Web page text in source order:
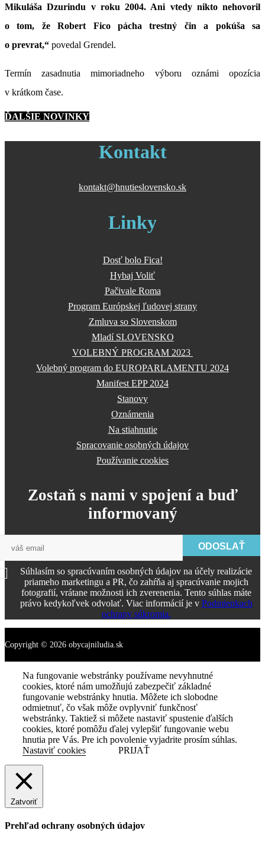
Mikuláša Dzurindu v roku 2004. Ani vtedy nikto nehovoril
o tom, že Robert Fico pácha trestný čin a pokúša sa
o prevrat,“ povedal Grendel.
Termín zasadnutia mimoriadneho výboru oznámi opozícia
v krátkom čase.
ĎALŠIE NOVINKY
Kontakt
kontakt@hnutieslovensko.sk
Linky
Dosť bolo Fica!
Hybaj Voliť
Pačivale Roma
Program Európskej ľudovej strany
Zmluva so Slovenskom
Mladí SLOVENSKO
VOLEBNÝ PROGRAM 2023
Volebný program do EUROPARLAMENTU 2024
Manifest EPP 2024
Stanovy
Oznámenia
Na stiahnutie
Spracovanie osobných údajov
Používanie cookies
Zostaň s nami v spojení a buď
informovaný
ODOSLAŤ
Súhlasím so spracúvaním osobných údajov na účely realizácie
priameho marketingu a PR, čo zahŕňa aj spracúvanie mojich
fotografií, vrátane možnosti ich zverenenia. Tento súhlas máte
právo kedykoľvek odvolať. Viac informácií je v Podmienkach
ochrany súkromia.
Copyright © 2026 obycajniludia.sk
Na fungovanie webstránky používame nevyhnutné
cookies, ktoré nám umožňujú zabezpečiť základné
fungovanie webstránky hnutia. Môžete ich slobodne
odmietnuť, čo však môže ovplyvniť funkčnosť
webstránky. Taktiež si môžete nastaviť spustenie ďalších
cookies, ktoré pomôžu ďalej vylepšiť fungovanie webu
hnutia pre Vás. Pre ich povolenie vyjadrite prosím súhlas.
Nastaviť cookies
PRIJAŤ
Zatvoriť
Prehľad ochrany osobných údajov